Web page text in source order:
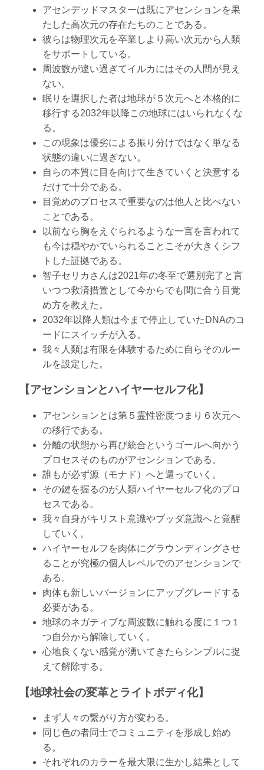
アセンデッドマスターは既にアセンションを果
たした高次元の存在たちのことである。
彼らは物理次元を卒業しより高い次元から人類
をサポートしている。
周波数が違い過ぎてイルカにはその人間が見え
ない。
眠りを選択した者は地球が５次元へと本格的に
移行する2032年以降この地球にはいられなくな
る。
この現象は優劣による振り分けではなく単なる
状態の違いに過ぎない。
自らの本質に目を向けて生きていくと決意する
だけで十分である。
目覚めのプロセスで重要なのは他人と比べない
ことである。
以前なら胸をえぐられるような一言を言われて
も今は穏やかでいられることこそが大きくシフ
トした証拠である。
智子セリカさんは2021年の冬至で選別完了と言
いつつ救済措置として今からでも間に合う目覚
め方を教えた。
2032年以降人類は今まで停止していたDNAのコ
ードにスイッチが入る。
我々人類は有限を体験するために自らそのルー
ルを設定した。
【アセンションとハイヤーセルフ化】
アセンションとは第５霊性密度つまり６次元へ
の移行である。
分離の状態から再び統合というゴールへ向かう
プロセスそのものがアセンションである。
誰もが必ず源（モナド）へと還っていく。
その鍵を握るのが人類ハイヤーセルフ化のプロ
セスである。
我々自身がキリスト意識やブッダ意識へと覚醒
していく。
ハイヤーセルフを肉体にグラウンディングさせ
ることが究極の個人レベルでのアセンションで
ある。
肉体も新しいバージョンにアップグレードする
必要がある。
地球のネガティブな周波数に触れる度に１つ１
つ自分から解除していく。
心地良くない感覚が湧いてきたらシンプルに捉
えて解除する。
【地球社会の変革とライトボディ化】
まず人々の繋がり方が変わる。
同じ色の者同士でコミュニティを形成し始め
る。
それぞれのカラーを最大限に生かし結果として